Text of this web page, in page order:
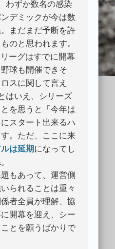
わずか数名の感染
デミックが今は数
まだまだ予断を許
のと思われます。
ーグはすでに開幕
球も開催できそ
スに関して言え
はいえ、シリーズ
を思うと「今年は
スタート出来るハ
。ただ、ここに来
は延期になってし
もあって、運営側
られることは重々
者全員が理解、協
開幕を迎え、シー
とを願うばかりで